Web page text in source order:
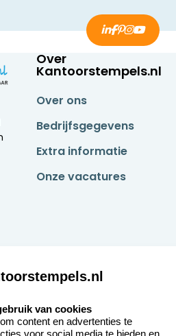
Over
Kantoorstempels.nl
Over ons
Bedrijfsgegevens
Extra informatie
Onze vacatures
Klantenservice:
Contact opnemen
Veel gestelde vragen
van cookies
content en advertenties te
voor social media te bieden en